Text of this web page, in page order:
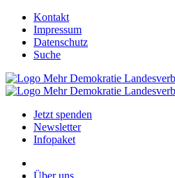
Kontakt
Impressum
Datenschutz
Suche
Jetzt spenden
Newsletter
Infopaket
Über uns